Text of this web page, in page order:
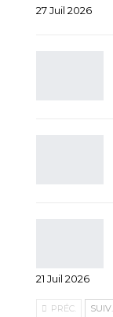
27 Juil 2026
21 Juil 2026
PRÉC. SUIV.